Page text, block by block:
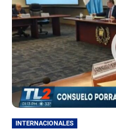
INTERNACIONALES